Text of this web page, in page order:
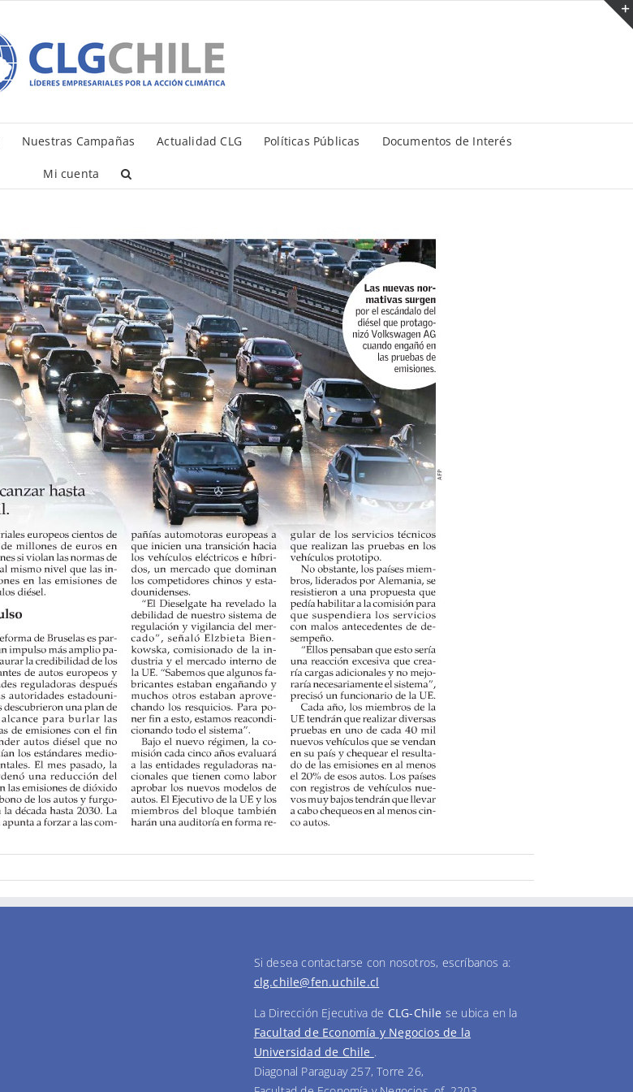
Nuestras Campañas Actualidad CLG Políticas Públicas Documentos de Interés
Mi cuenta
Si desea contactarse con nosotros, escríbanos a:
clg.chile@fen.uchile.cl
La Dirección Ejecutiva de CLG-Chile se ubica en la
Facultad de Economía y Negocios de la
Universidad de Chile .
Diagonal Paraguay 257, Torre 26,